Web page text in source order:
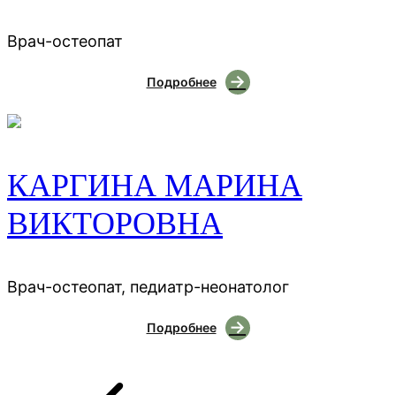
Врач-остеопат
Подробнее
КАРГИНА МАРИНА
ВИКТОРОВНА
Врач-остеопат, педиатр-неонатолог
Подробнее